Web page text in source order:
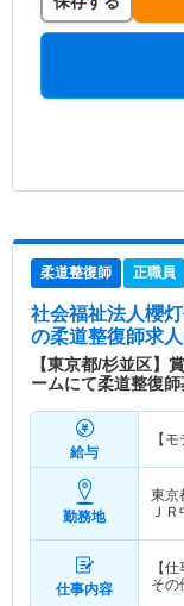
柔道整復師 正職員
社会福祉法人櫻
の柔道整復師求
【東京都/杉並区】
ームにて柔道整復
給与
【
勤務地
東京
Ｊ
仕事内容
【
その